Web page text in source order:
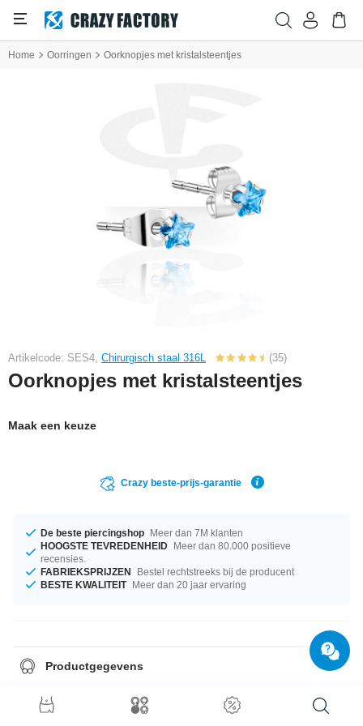
Home Oorringen Oorknopjes met kristalsteentjes
Artikelcode: SES4, Chirurgisch staal 316L (35)
Oorknopjes met kristalsteentjes
Maak een keuze
Crazy beste-prijs-garantie
De beste piercingshop Meer dan 7M klanten
HOOGSTE TEVREDENHEID Meer dan 80.000 positieve
recensies.
FABRIEKSPRIJZEN
Bestel rechtstreeks bij de producent
BESTE KWALITEIT Meer dan 20 jaar ervaring
Productgegevens